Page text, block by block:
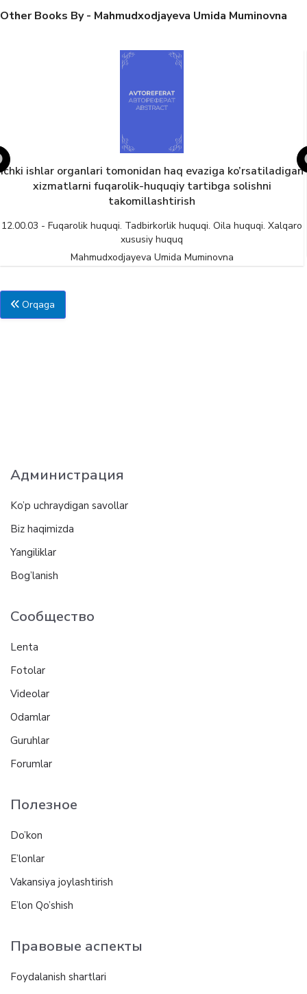
Other Books By - Mahmudxodjayeva Umida Muminovna
ko’rsatiladigan
solishni
Oila huquqi. Xalqaro
Ota-ona va bolalar o‘rtasidagi
fuqaroviy-huquqiy tartibga solishni
xususiy huquq
Mahmudxodjayeva Umida
Orqaga
Администрация
Ko’p uchraydigan savollar
Biz haqimizda
Yangiliklar
Bog’lanish
Сообщество
Lenta
Fotolar
Videolar
Odamlar
Guruhlar
Forumlar
Полезное
Do’kon
E’lonlar
Vakansiya joylashtirish
E’lon Qo’shish
Правовые аспекты
Foydalanish shartlari